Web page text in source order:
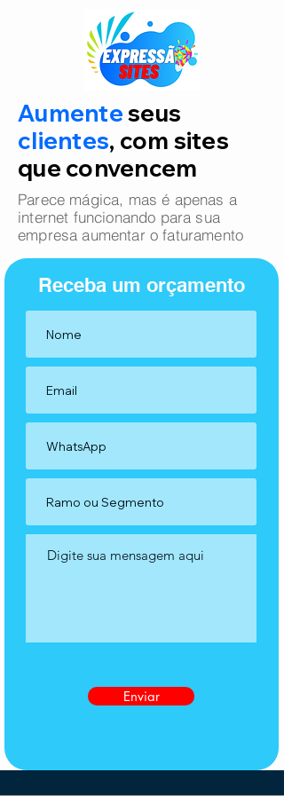
Aumenteseus
clientes, com sites
que convencem
Parece mágica, mas é apenas a
internet funcionando para sua
empresa aumentar o faturamento
Receba um orçamento
Enviar